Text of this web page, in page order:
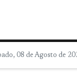
08 de Agosto de